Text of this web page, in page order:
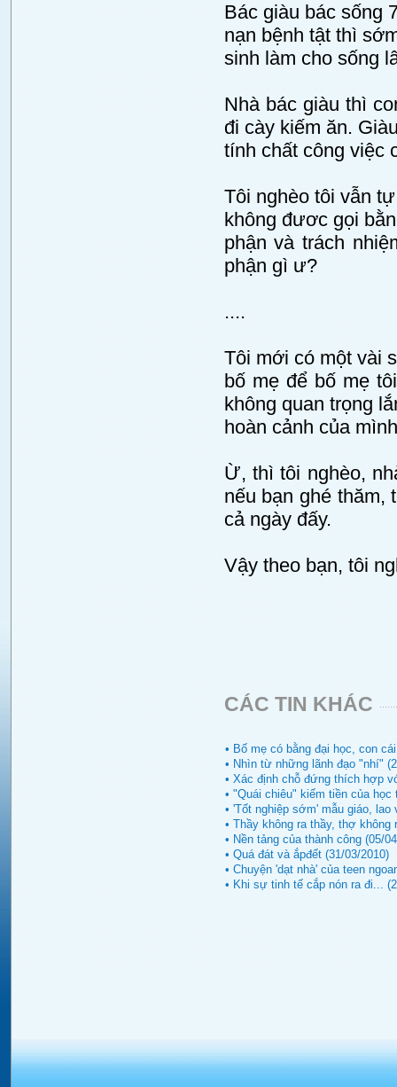
Bác giàu bác sống
nạn bệnh tật thì
sinh làm cho sống
Nhà bác giàu thì
đi cày kiếm ăn.
tính chất công việc
Tôi nghèo tôi vẫn
không đươc gọi
phận và trách
phận gì ư?
....
Tôi mới có một vài
bố mẹ để bố mẹ
không quan trọng
hoàn cảnh của
Ừ, thì tôi nghèo,
nếu bạn ghé thăm,
cả ngày đấy.
Vậy theo bạn, tôi
CÁC TIN KHÁC
• Bố mẹ có bằng đại học, con
• Nhìn từ những lãnh đạo "nhí"
• Xác định chỗ đứng thích hợp
• "Quái chiêu" kiếm tiền của học
• 'Tốt nghiệp sớm' mẫu giáo,
• Thầy không ra thầy, thợ không
• Nền tảng của thành công (05/
• Quá đát và ắpđết (31/03/2010)
• Chuyện 'dạt nhà' của teen
• Khi sự tinh tế cắp nón ra đi...